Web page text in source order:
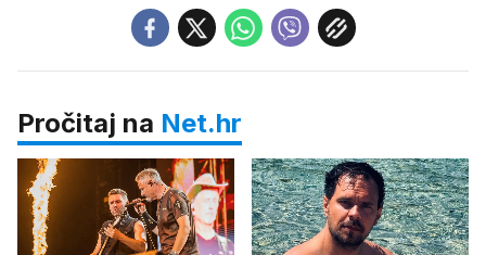
Pročitaj na Net.hr